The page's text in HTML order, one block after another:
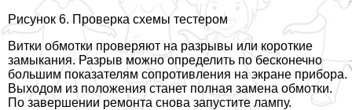
Рисунок 6. Проверка схемы тестером
Витки обмотки проверяют на разрывы или короткие
замыкания. Разрыв можно определить по бесконечно
большим показателям сопротивления на экране прибора.
Выходом из положения станет полная замена обмотки.
По завершении ремонта снова запустите лампу.